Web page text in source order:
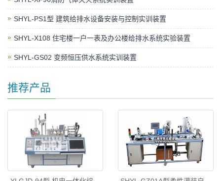
SHYL-PS1型 建筑给排水设备安装与控制实训装置
SHYL-X108 住宅楼一户一表及办公楼给排水系统实验装置
SHYL-GS02 变频恒压供水系统实训装置
推荐产品